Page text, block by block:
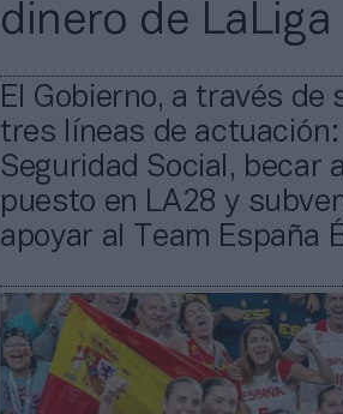
dinero de LaLiga
El Gobierno, a través
tres líneas de
Seguridad Social, becar
puesto en LA28 y
apoyar al Team España